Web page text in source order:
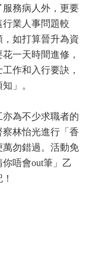
務病人外，更要
業人事問題較
如打算晉升為資
一天時間進修，
作和入行要訣，
」。
為不少求職者的
林怡光進行「香
勿錯過。活動免
唔會out筆」乙